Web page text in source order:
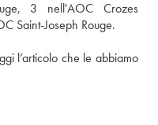
3 nell'AOC Crozes
Saint-Joseph Rouge.
l’articolo che le abbiamo